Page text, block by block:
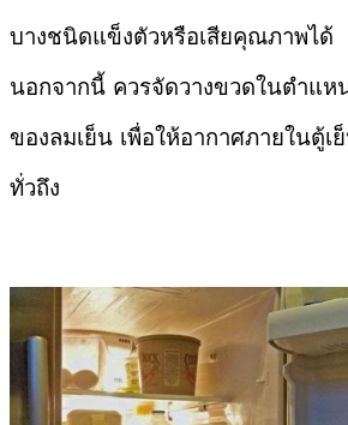
บางชนิดแข็งตัวหรือเสียคุณภาพได้
นอกจากนี้ ควรจัดวางขวดในตำแห
ของลมเย็น เพื่อให้อากาศภายในตู้เ
ทั่วถึง